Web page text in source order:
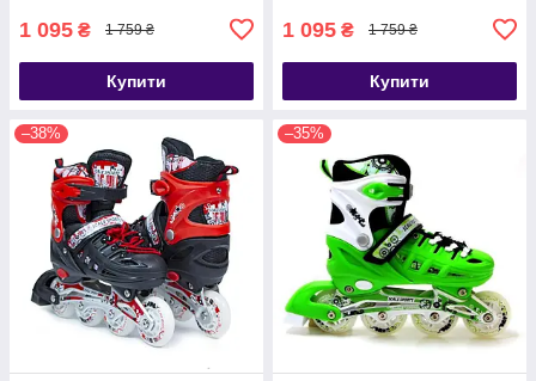
1 095 ₴ 1 759 ₴
Купити
1 095 ₴ 1 759 ₴
Купити
–38% –35%